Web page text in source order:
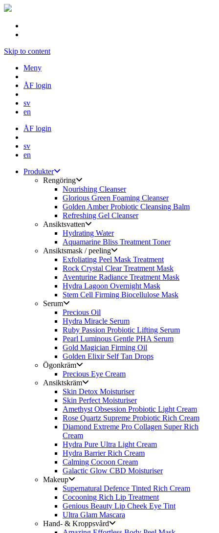
Skip to content
Meny
ÅF login
sv
en
ÅF login
sv
en
Produkter
Rengöring
Nourishing Cleanser
Glorious Green Foaming Cleanser
Golden Amber Probiotic Cleansing Balm
Refreshing Gel Cleanser
Ansiktsvatten
Hydrating Water
Aquamarine Bliss Treatment Toner
Ansiktsmask / peeling
Exfoliating Peel Mask Treatment
Rock Crystal Clear Treatment Mask
Aventurine Radiance Treatment Mask
Hydra Lagoon Overnight Mask
Stem Cell Firming Biocellulose Mask
Serum
Precious Oil
Hydra Miracle Serum
Ruby Passion Probiotic Lifting Serum
Pearl Luminous Gentle PHA Serum
Gold Magician Firming Oil
Golden Elixir Self Tan Drops
Ögonkräm
Precious Eye Cream
Ansiktskräm
Skin Detox Moisturiser
Skin Perfect Moisturiser
Amethyst Obsession Probiotic Light Cream
Rose Quartz Supreme Probiotic Rich Cream
Diamond Extreme Pro Collagen Super Rich
Cream
Hydra Pure Ultra Light Cream
Hydra Barrier Rich Cream
Calming Cocoon Cream
Galactic Glow CBD Moisturiser
Makeup
Supernatural Defence Tinted Rich Cream
Cocooning Rich Lip Treatment
Genious Beauty Lip Cheek Eye Tint
Ultra Glam Mascara
Hand- & Kroppsvård